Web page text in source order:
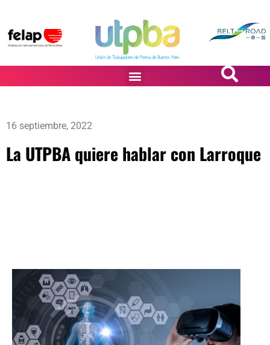
16 septiembre, 2022
La UTPBA quiere hablar con Larroque